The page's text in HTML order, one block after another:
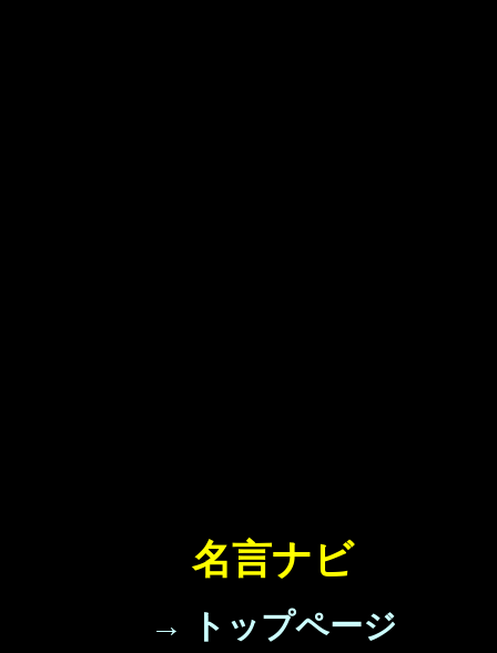
名言ナビ
→ トップページ